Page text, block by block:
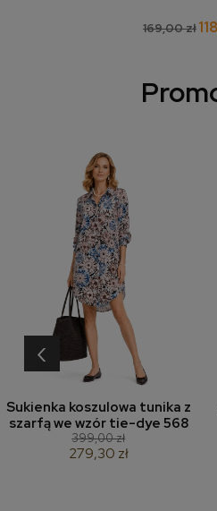
169,00 zł
Sukienka koszulowa tunika z
szarfą we wzór tie-dye 568
399,00 zł
279,30 zł
‹